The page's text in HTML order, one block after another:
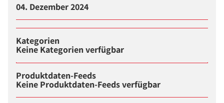
04. Dezember 2024
Kategorien
Keine Kategorien verfügbar
Produktdaten-Feeds
Keine Produktdaten-Feeds verfügbar